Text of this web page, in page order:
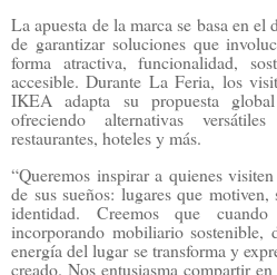
La apuesta de la marca se basa en el
de garantizar soluciones que
forma atractiva, funcionalidad,
accesible. Durante La Feria, los
IKEA adapta su propuesta
ofreciendo alternativas
restaurantes, hoteles y más.
“Queremos inspirar a quienes
de sus sueños: lugares que
identidad. Creemos que
incorporando mobiliario
energía del lugar se transforma y
creado. Nos entusiasma compartir